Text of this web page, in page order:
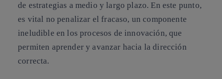
de estrategias a medio y largo plazo. En este punto,
es vital no penalizar el fracaso, un componente
ineludible en los procesos de innovación, que
permiten aprender y avanzar hacia la dirección
correcta.